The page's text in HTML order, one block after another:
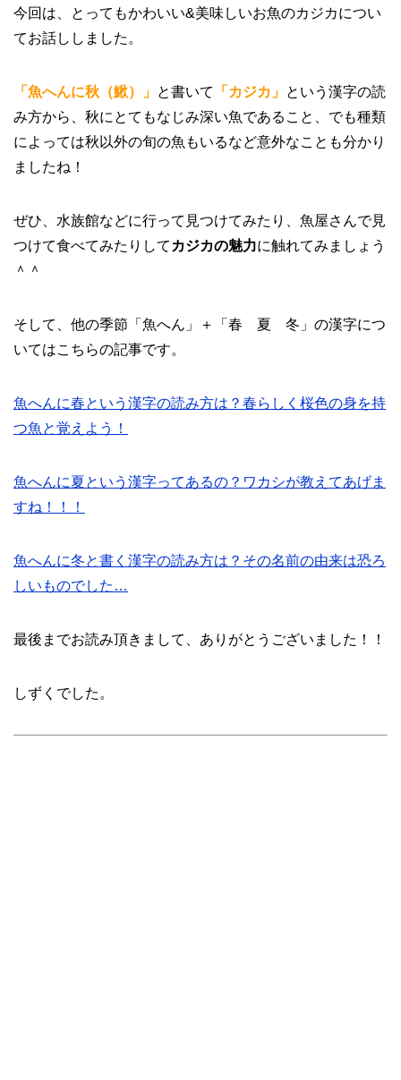
今回は、とってもかわいい&美味しいお魚のカジカについ
てお話ししました。
「魚へんに秋（鰍）」 と書いて 「カジカ」 という漢字の読
み方から、秋にとてもなじみ深い魚であること、でも種類
によっては秋以外の旬の魚もいるなど意外なことも分かり
ましたね！
ぜひ、水族館などに行って見つけてみたり、魚屋さんで見
つけて食べてみたりして カジカの魅力に触れてみましょう
＾＾
そして、他の季節「魚へん」＋「春 夏 冬」の漢字につ
いてはこちらの記事です。
魚へんに春という漢字の読み方は？春らしく桜色の身を持
つ魚と覚えよう！
魚へんに夏という漢字ってあるの？ワカシが教えてあげま
すね！！！
魚へんに冬と書く漢字の読み方は？その名前の由来は恐ろ
しいものでした…
最後までお読み頂きまして、ありがとうございました！！
しずくでした。